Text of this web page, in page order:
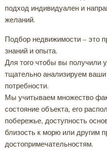
подход индивидуален и
желаний.
Подбор недвижимости – это
знаний и опыта.
Для того чтобы вы получили
тщательно анализируем
потребности.
Мы учитываем множество
состояние объекта, его
побережье, доступность
близость к морю или другим
достопримечательностям.